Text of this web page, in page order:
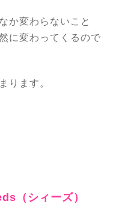
か変わらないこと
に変わってくるので
ります。
（シィーズ）